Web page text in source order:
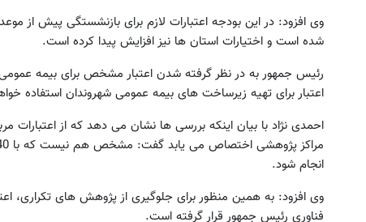
وی افزود: در این بودجه اعتبارات لازم برای بازنشستگی پیش از
شده است و اختیارات استان ها نیز افزایش پیدا کرده است.
رئیس جمهور به در نظر گرفته شدن اعتبار مشخص برای بیمه
اعتبار برای تهیه زیرساخت های بیمه عمومی شهروندان استفاده
انجام شود.
وی افزود: به همین منظور برای جلوگیری از پژوهش های تکراری،
فناوری رئیس جمهور قرار گرفته است.